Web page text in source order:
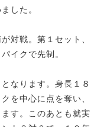
した。
対戦。第１セット、
イクで先制。
なります。身長１８
を中心に点を奪い、
す。このあとも就実